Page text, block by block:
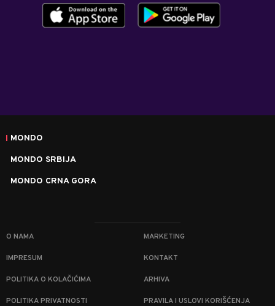
MONDO
MONDO SRBIJA
MONDO CRNA GORA
O NAMA MARKETING
IMPRESUM KONTAKT
POLITIKA O KOLAČIĆIMA ARHIVA
POLITIKA PRIVATNOSTI PRAVILA I USLOVI KORIŠĆENJA